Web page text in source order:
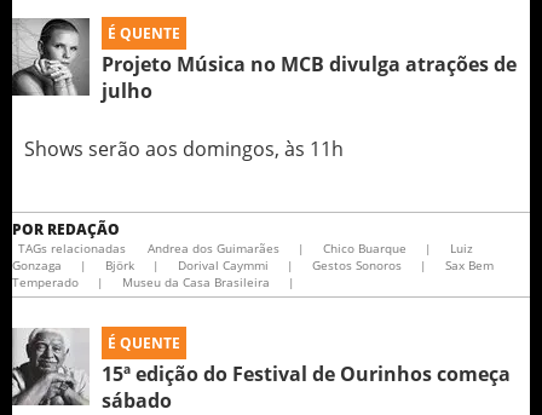
É QUENTE
Projeto Música no MCB divulga atrações de
julho
Shows serão aos domingos, às 11h
POR REDAÇÃO
TAGs relacionadas Andrea dos Guimarães | Chico Buarque |
Luiz
Gonzaga
| Björk | Dorival Caymmi | Gestos Sonoros |
Sax Bem
Temperado
| Museu da Casa Brasileira |
É QUENTE
15ª edição do Festival de Ourinhos começa
sábado